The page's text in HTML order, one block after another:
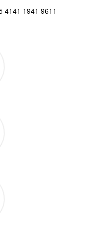
4141 1941 9611